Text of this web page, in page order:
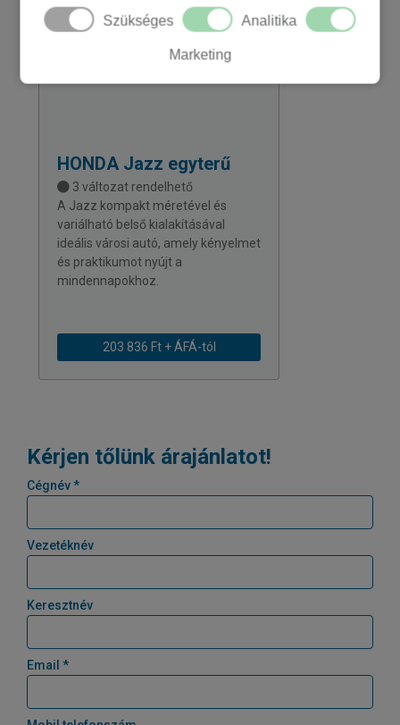
Szükséges Analitika
Marketing
HONDA Jazz egyterű
3 változat rendelhető
A Jazz kompakt méretével és
variálható belső kialakításával
ideális városi autó, amely kényelmet
és praktikumot nyújt a
mindennapokhoz.
203 836 Ft + ÁFÁ-tól
Kérjen tőlünk árajánlatot!
Cégnév *
Vezetéknév
Keresztnév
Email *